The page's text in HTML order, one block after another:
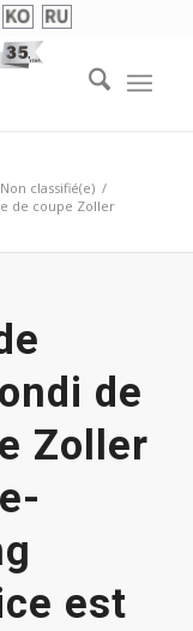
Non classifié(e) /
de coupe Zoller
de
Zoller
est